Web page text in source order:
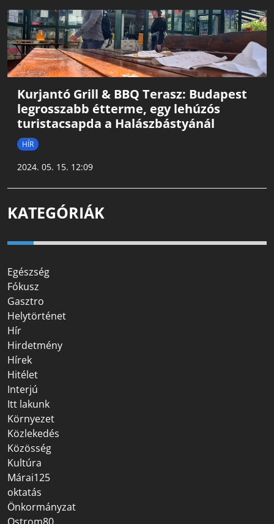
Kurjantó Grill & BBQ Terasz: Budapest
legrosszabb étterme, egy lehúzós
turistacsapda a Halászbástyánál
HÍR
2024. 05. 15. 12:09
KATEGÓRIÁK
Egészség
Fókusz
Gasztro
Helytörténet
Hír
Hirdetmény
Hírek
Hitélet
Interjú
Itt lakunk
Környezet
Közlekedés
Közösség
Kultúra
Márai125
oktatás
Önkormányzat